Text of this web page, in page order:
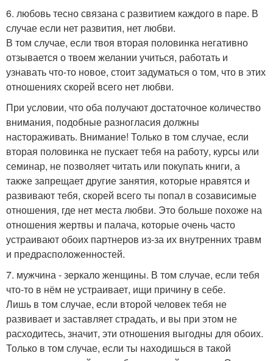
6. любовь тесно связана с развитием каждого в паре. В
случае если нет развития, нет любви.
В том случае, если твоя вторая половинка негативно
отзывается о твоем желании учиться, работать и
узнавать что-то новое, стоит задуматься о том, что в этих
отношениях скорей всего нет любви.
При условии, что оба получают достаточное количество
внимания, подобные разногласия должны
настораживать. Внимание! Только в том случае, если
вторая половинка не пускает тебя на работу, курсы или
семинар, не позволяет читать или покупать книги, а
также запрещает другие занятия, которые нравятся и
развивают тебя, скорей всего ты попал в созависимые
отношения, где нет места любви. Это больше похоже на
отношения жертвы и палача, которые очень часто
устраивают обоих партнеров из-за их внутренних травм
и предрасположенностей.
7. мужчина - зеркало женщины. В том случае, если тебя
что-то в нём не устраивает, ищи причину в себе.
Лишь в том случае, если второй человек тебя не
развивает и заставляет страдать, и вы при этом не
расходитесь, значит, эти отношения выгодны для обоих.
Только в том случае, если ты находишься в такой